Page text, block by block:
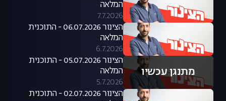
המלאה
7.7.2026
הצינור 06.07.2026 - התוכנית
המלאה
6.7.2026
מתנגן עכשיו
הצינור 05.07.2026 - התוכנית
המלאה
5.7.2026
הצינור 02.07.2026 - התוכנית